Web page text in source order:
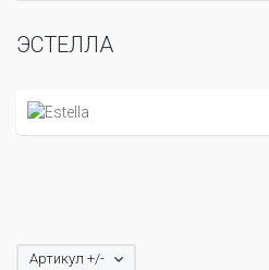
ЭСТЕЛЛА
Артикул +/-